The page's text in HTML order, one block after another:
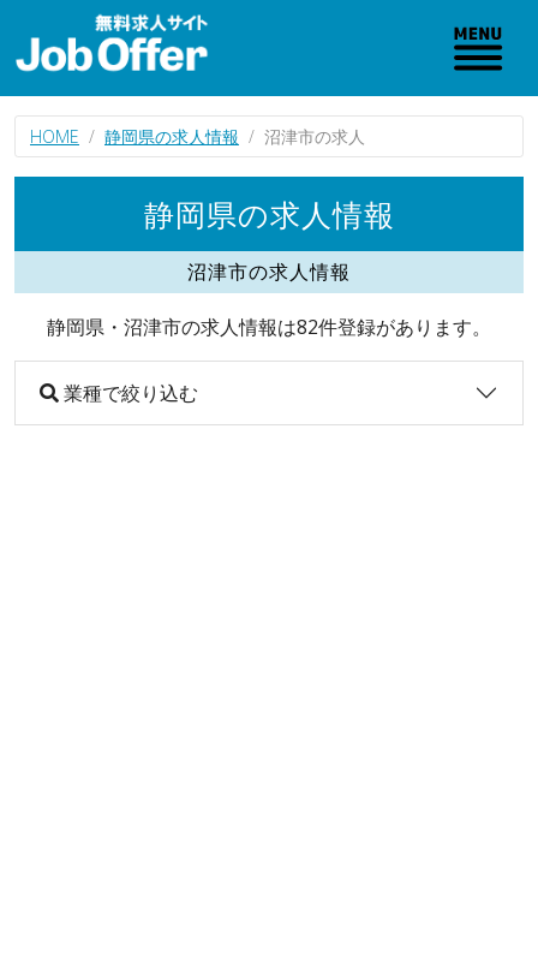
HOME 静岡県の求人情報 沼津市の求人
静岡県の求人情報
沼津市の求人情報
静岡県・沼津市の求人情報は82件登録があります。
業種で絞り込む